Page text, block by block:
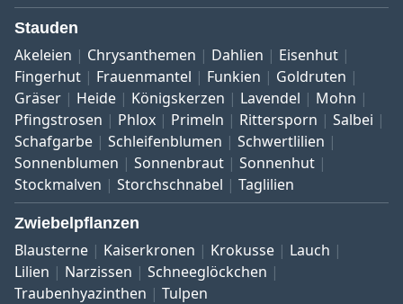
Stauden
Akeleien Chrysanthemen Dahlien
Eisenhut
Fingerhut
Frauenmantel Funkien
Goldruten
Gräser
Heide Königskerzen Lavendel
Mohn
Pfingstrosen
Phlox Primeln Rittersporn
Salbei
Schafgarbe
Schleifenblumen
Schwertlilien
Sonnenblumen
Sonnenbraut
Sonnenhut
Stockmalven
Storchschnabel Taglilien
Zwiebelpflanzen
Blausterne Kaiserkronen Krokusse
Lauch
Lilien
Narzissen
Schneeglöckchen
Traubenhyazinthen
Tulpen